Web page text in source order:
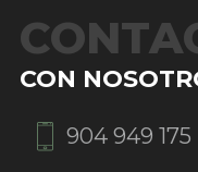
CON
904 949 175